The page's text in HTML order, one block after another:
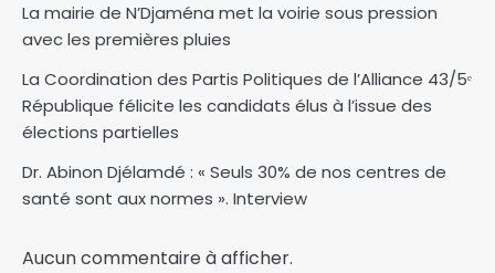
La mairie de N’Djaména met la voirie sous pression
avec les premières pluies
La Coordination des Partis Politiques de l’Alliance 43/5ᵉ
République félicite les candidats élus à l’issue des
élections partielles
Dr. Abinon Djélamdé : « Seuls 30% de nos centres de
santé sont aux normes ». Interview
Aucun commentaire à afficher.